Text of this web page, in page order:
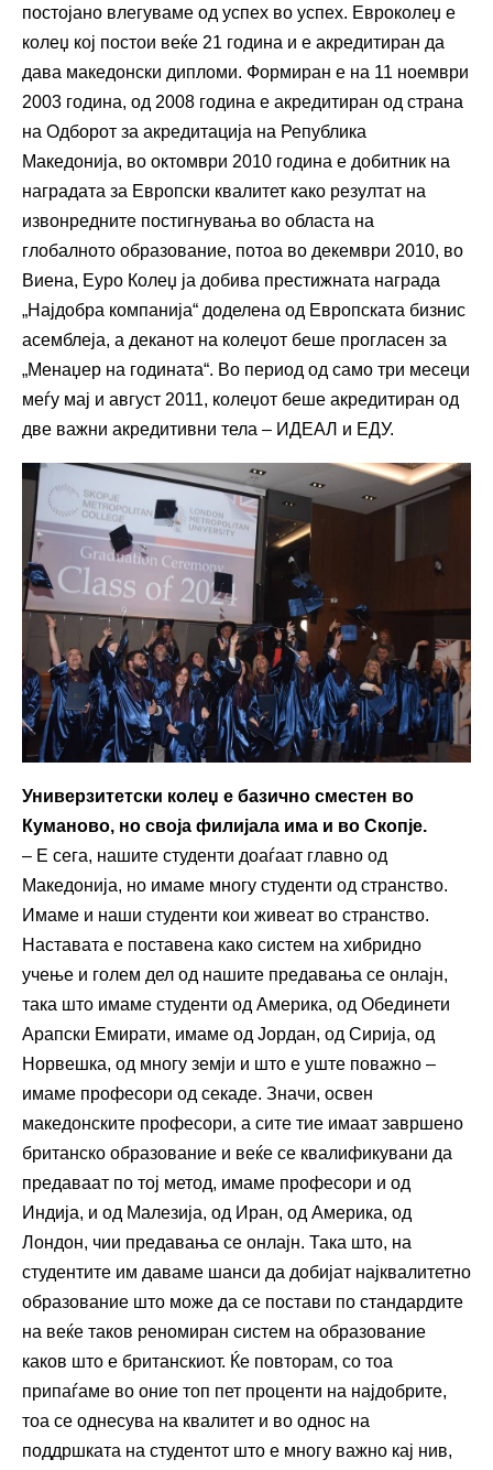
постојано влегуваме од успех во успех. Евроколеџ е
колеџ кој постои веќе 21 година и е акредитиран да
дава македонски дипломи. Формиран е на 11 ноември
2003 година, од 2008 година е акредитиран од страна
на Одборот за акредитација на Република
Македонија, во октомври 2010 година е добитник на
наградата за Европски квалитет како резултат на
извонредните постигнувања во областа на
глобалното образование, потоа во декември 2010, во
Виена, Еуро Колеџ ја добива престижната награда
„Најдобра компанија“ доделена од Европската бизнис
асемблеја, а деканот на колеџот беше прогласен за
„Менаџер на годината“. Во период од само три месеци
меѓу мај и август 2011, колеџот беше акредитиран од
две важни акредитивни тела – ИДЕАЛ и ЕДУ.
Универзитетски колеџ е базично сместен во
Куманово, но своја филијала има и во Скопје.
– Е сега, нашите студенти доаѓаат главно од
Македонија, но имаме многу студенти од странство.
Имаме и наши студенти кои живеат во странство.
Наставата е поставена како систем на хибридно
учење и голем дел од нашите предавања се онлајн,
така што имаме студенти од Америка, од Обединети
Арапски Емирати, имаме од Јордан, од Сирија, од
Норвешка, од многу земји и што е уште поважно –
имаме професори од секаде. Значи, освен
македонските професори, а сите тие имаат завршено
британско образование и веќе се квалификувани да
предаваат по тој метод, имаме професори и од
Индија, и од Малезија, од Иран, од Америка, од
Лондон, чии предавања се онлајн. Така што, на
студентите им даваме шанси да добијат најквалитетно
образование што може да се постави по стандардите
на веќе таков реномиран систем на образование
каков што е британскиот. Ќе повторам, со тоа
припаѓаме во оние топ пет проценти на најдобрите,
тоа се однесува на квалитет и во однос на
поддршката на студентот што е многу важно кај нив,